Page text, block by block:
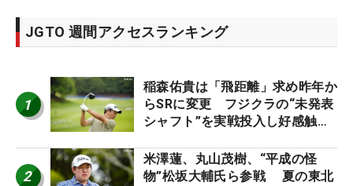
JGTO 週間アクセスランキング
1
稲森佑貴は「飛距離」求め昨年か
らSRに変更 フジクラの“未発表
シャフト”を実戦投入し好感触
ーのヒトネタ！】
2
米澤蓮、丸山茂樹、“平成の怪
物”松坂大輔氏ら参戦 夏の東北